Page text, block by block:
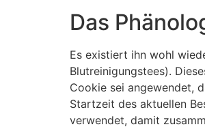
Das
Es existiert ihn wohl
Blutreinigungstees).
Cookie sei angewendet,
Startzeit des aktuellen
verwendet, damit